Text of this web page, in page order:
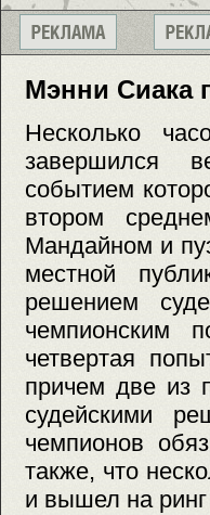
Мэнни Сиака
Несколько
завершился
событием
втором
Мандайном и
местной
решением
чемпионским
четвертая
причем две из
судейскими
чемпионов
также, что
и вышел на